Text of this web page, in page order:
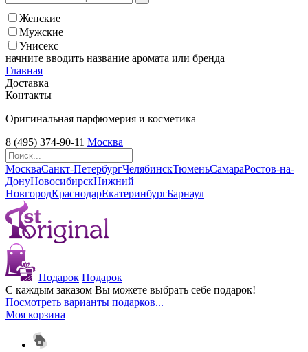
Женские
Мужские
Унисекс
начните вводить название аромата или бренда
Главная
Доставка
Контакты
Оригинальная парфюмерия и косметика
8 (495) 374-90-11 Москва
МоскваСанкт-ПетербургЧелябинскТюменьСамараРостов-на-
ДонуНовосибирскНижний
НовгородКраснодарЕкатеринбургБарнаул
Подарок Подарок
С каждым заказом Вы можете выбрать себе подарок!
Посмотреть варианты подарков...
Моя корзина